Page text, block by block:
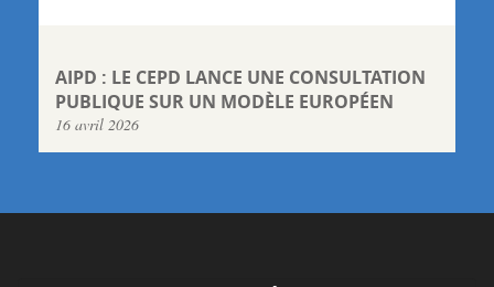
AIPD : LE CEPD LANCE UNE CONSULTATION
PUBLIQUE SUR UN MODÈLE EUROPÉEN
16 avril 2026